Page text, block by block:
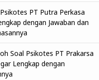
PT Putra Perkasa
dengan Jawaban dan
Soal Psikotes PT Prakarsa
Lengkap dengan